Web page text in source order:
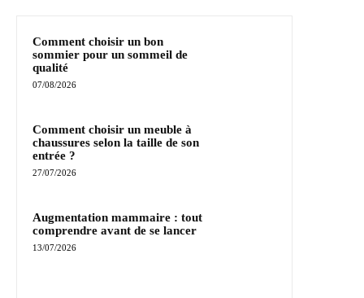
Comment choisir un bon
sommier pour un sommeil de
qualité
07/08/2026
Comment choisir un meuble à
chaussures selon la taille de son
entrée ?
27/07/2026
Augmentation mammaire : tout
comprendre avant de se lancer
13/07/2026